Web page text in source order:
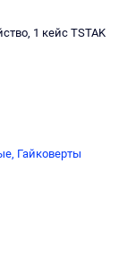
1 кейс TSTAK
Гайковерты